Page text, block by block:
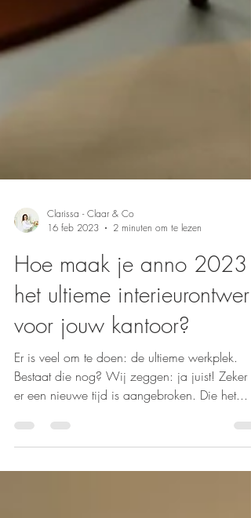
16 feb 2023
2 minuten om te lezen
Hoe maak je anno 2023
het ultieme interieurontwerp
voor jouw kantoor?
Er is veel om te doen: de ultieme werkplek.
Bestaat die nog? Wij zeggen: ja juist! Zeker
er een nieuwe tijd is aangebroken. Die het...